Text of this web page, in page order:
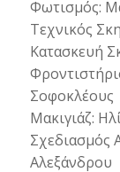
Φωτισμός:
Τεχνικός
Κατασκευή
Σοφοκλέους
Μακιγιάζ:
Σχεδιασμός
Αλεξάνδρου